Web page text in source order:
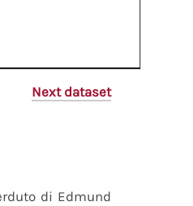
Next dataset
di Edmund